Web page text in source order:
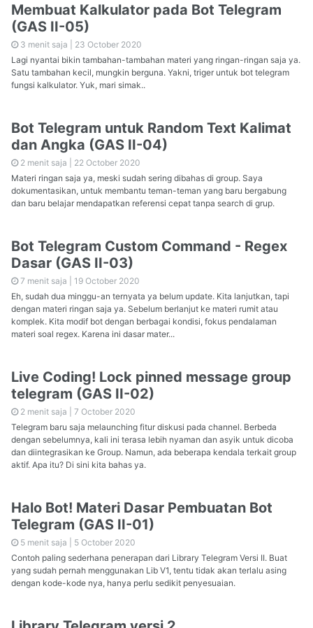
Membuat Kalkulator pada Bot Telegram
(GAS II-05)
3 menit saja | 23 October 2020
Lagi nyantai bikin tambahan-tambahan materi yang ringan-ringan saja ya.
Satu tambahan kecil, mungkin berguna. Yakni, triger untuk bot telegram
fungsi kalkulator. Yuk, mari simak..
Bot Telegram untuk Random Text Kalimat
dan Angka (GAS II-04)
2 menit saja | 22 October 2020
Materi ringan saja ya, meski sudah sering dibahas di group. Saya
dokumentasikan, untuk membantu teman-teman yang baru bergabung
dan baru belajar mendapatkan referensi cepat tanpa search di grup.
Bot Telegram Custom Command - Regex
Dasar (GAS II-03)
7 menit saja | 19 October 2020
Eh, sudah dua minggu-an ternyata ya belum update. Kita lanjutkan, tapi
dengan materi ringan saja ya. Sebelum berlanjut ke materi rumit atau
komplek. Kita modif bot dengan berbagai kondisi, fokus pendalaman
materi soal regex. Karena ini dasar mater...
Live Coding! Lock pinned message group
telegram (GAS II-02)
2 menit saja | 7 October 2020
Telegram baru saja melaunching fitur diskusi pada channel. Berbeda
dengan sebelumnya, kali ini terasa lebih nyaman dan asyik untuk dicoba
dan diintegrasikan ke Group. Namun, ada beberapa kendala terkait group
aktif. Apa itu? Di sini kita bahas ya.
Halo Bot! Materi Dasar Pembuatan Bot
Telegram (GAS II-01)
5 menit saja | 5 October 2020
Contoh paling sederhana penerapan dari Library Telegram Versi II. Buat
yang sudah pernah menggunakan Lib V1, tentu tidak akan terlalu asing
dengan kode-kode nya, hanya perlu sedikit penyesuaian.